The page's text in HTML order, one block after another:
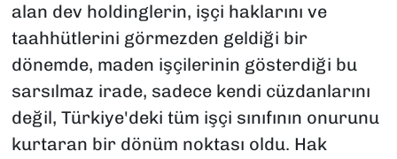
alan dev holdinglerin, işçi haklarını ve
taahhütlerini görmezden geldiği bir
dönemde, maden işçilerinin gösterdiği bu
sarsılmaz irade, sadece kendi cüzdanlarını
değil, Türkiye'deki tüm işçi sınıfının onurunu
kurtaran bir dönüm noktası oldu. Hak